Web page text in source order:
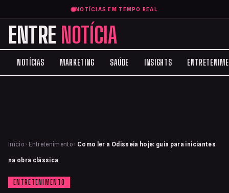
NOTÍCIAS EM TEMPO REAL
ENTRE NOTÍCIA
NOTÍCIAS MARKETING SAÚDE INSIGHTS
Início › Entretenimento › Como ler a Odisseia hoje: guia para iniciantes
na obra clássica
ENTRETENIMENTO